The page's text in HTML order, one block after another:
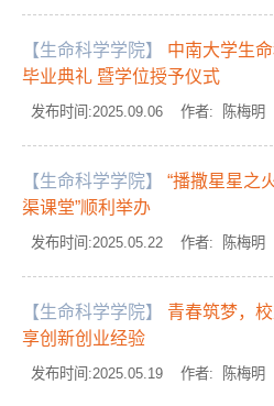
【生命科学学院】
中南大学生
毕业典礼 暨学位授予仪式
发布时间:2025.09.06 作者: 陈梅
【生命科学学院】
“播撒星星之
渠课堂”顺利举办
发布时间:2025.05.22 作者: 陈梅
【生命科学学院】
青春筑梦，
享创新创业经验
发布时间:2025.05.19 作者: 陈梅